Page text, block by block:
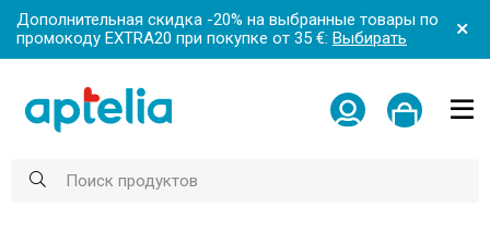
Дополнительная скидка -20% на выбранные товары по
промокоду EXTRA20 при покупке от 35 €: Выбирать